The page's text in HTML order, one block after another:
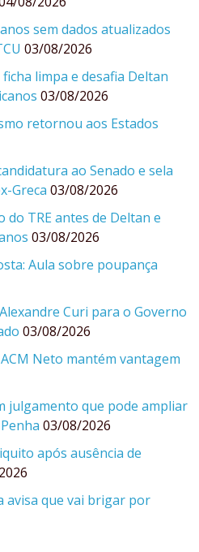
sem dados atualizados
03/08/2026
limpa e desafia Deltan
03/08/2026
retornou aos Estados
ao Senado e sela
Greca 03/08/2026
do TRE antes de Deltan e
03/08/2026
Aula sobre poupança
Curi para o Governo
03/08/2026
Neto mantém vantagem
julgamento que pode ampliar
03/08/2026
após ausência de
avisa que vai brigar por